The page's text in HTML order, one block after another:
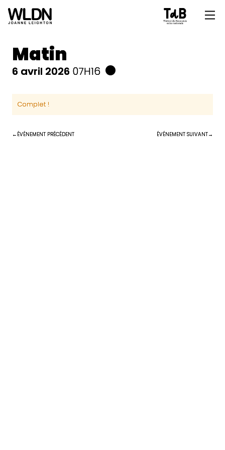
Matin
6 avril 2026 07H16
Complet !
ÉVÉNEMENT PRÉCÉDENT ÉVÉNEMENT SUIVANT